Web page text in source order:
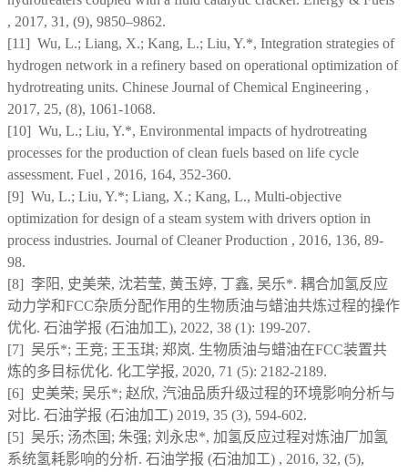
, 2017, 31, (9), 9850–9862.
[11] Wu, L.; Liang, X.; Kang, L.; Liu, Y.*, Integration strategies of
hydrogen network in a refinery based on operational optimization of
hydrotreating units. Chinese Journal of Chemical Engineering ,
2017, 25, (8), 1061-1068.
[10] Wu, L.; Liu, Y.*, Environmental impacts of hydrotreating
processes for the production of clean fuels based on life cycle
assessment. Fuel , 2016, 164, 352-360.
[9] Wu, L.; Liu, Y.*; Liang, X.; Kang, L., Multi-objective
optimization for design of a steam system with drivers option in
process industries. Journal of Cleaner Production , 2016, 136, 89-
98.
[8] 李阳, 史美荣, 沈若莹, 黄玉婷, 丁鑫, 吴乐*. 耦合加氢反应
动力学和FCC杂质分配作用的生物质油与蜡油共炼过程的操作
优化. 石油学报 (石油加工), 2022, 38 (1): 199-207.
[7] 吴乐*; 王竞; 王玉琪; 郑岚. 生物质油与蜡油在FCC装置共
炼的多目标优化. 化工学报, 2020, 71 (5): 2182-2189.
[6] 史美荣; 吴乐*; 赵欣, 汽油品质升级过程的环境影响分析与
对比. 石油学报 (石油加工) 2019, 35 (3), 594-602.
[5] 吴乐; 汤杰国; 朱强; 刘永忠*, 加氢反应过程对炼油厂加氢
系统氢耗影响的分析. 石油学报 (石油加工) , 2016, 32, (5),